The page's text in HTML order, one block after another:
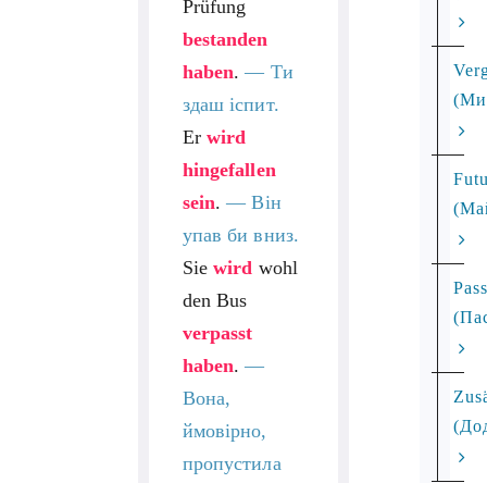
Prüfung
bestanden
haben. — Ти
здаш іспит.
Er wird
hingefallen
sein. — Він
упав би вниз.
Siewird wohl
den Bus
verpasst
haben. —
Вона,
ймовірно,
пропустила